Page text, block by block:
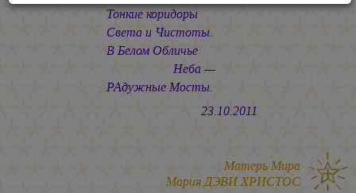
Тонкие коридоры
Света и Чистоты.
В Белом Обличье
Неба —
РАдужные Мосты.
23.10.2011
Матерь Мира
Мария ДЭВИ ХРИСТОС